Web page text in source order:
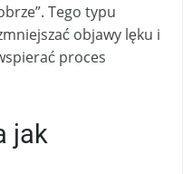
Tego typu
objawy lęku i
proces
jak